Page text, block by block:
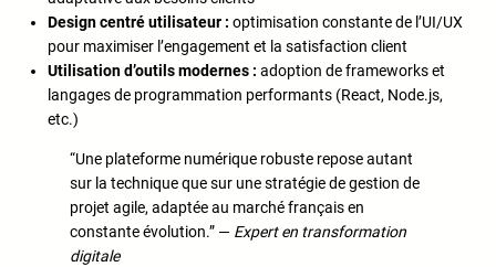
Design centré utilisateur : optimisation constante de l’UI/UX
pour maximiser l’engagement et la satisfaction client
Utilisation d’outils modernes : adoption de frameworks et
langages de programmation performants (React, Node.js,
etc.)
“Une plateforme numérique robuste repose autant
sur la technique que sur une stratégie de gestion de
projet agile, adaptée au marché français en
constante évolution.” — Expert en transformation
digitale